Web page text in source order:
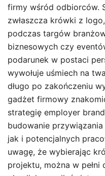
firmy wśród odbiorców.
zwłaszcza krówki z
podczas targów
biznesowych czy
podarunek w postaci
wywołuje uśmiech na
długo po zakończeniu
gadżet firmowy
strategię employer
budowanie
jak i potencjalnych
uwagę, że wybierając
projektu, można w